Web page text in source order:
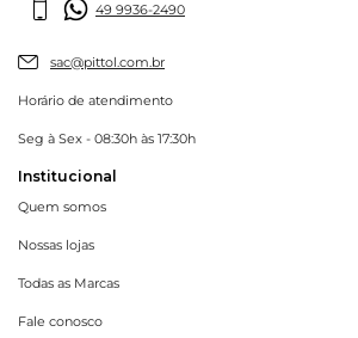
49 9936-2490
sac@pittol.com.br
Horário de atendimento
Seg à Sex - 08:30h às 17:30h
Institucional
Quem somos
Nossas lojas
Todas as Marcas
Fale conosco